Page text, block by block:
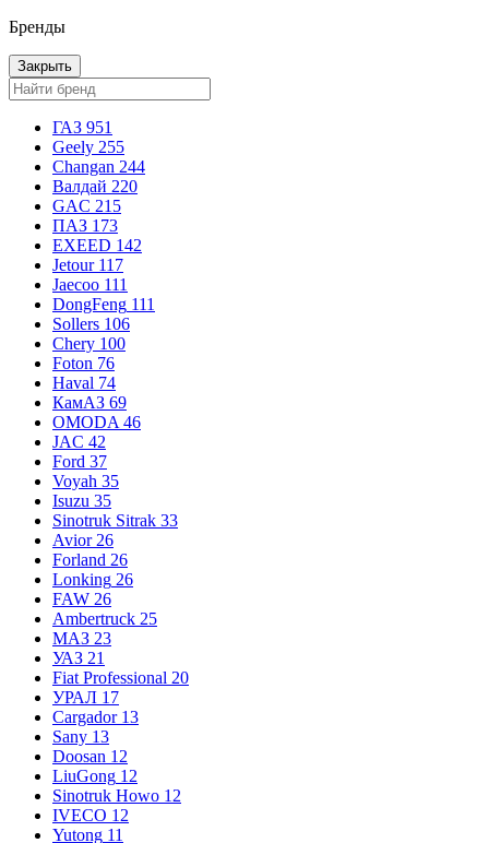
Бренды
Закрыть
ГАЗ 951
Geely 255
Changan 244
Валдай 220
GAC 215
ПАЗ 173
EXEED 142
Jetour 117
Jaecoo 111
DongFeng 111
Sollers 106
Chery 100
Foton 76
Haval 74
КамАЗ 69
OMODA 46
JAC 42
Ford 37
Voyah 35
Isuzu 35
Sinotruk Sitrak 33
Avior 26
Forland 26
Lonking 26
FAW 26
Ambertruck 25
МАЗ 23
УАЗ 21
Fiat Professional 20
УРАЛ 17
Cargador 13
Sany 13
Doosan 12
LiuGong 12
Sinotruk Howo 12
IVECO 12
Yutong 11